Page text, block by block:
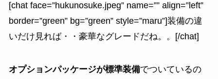
[chat face=”hukunosuke.jpeg” name=”” align=”left”
border=”green” bg=”green” style=”maru”]装備の違
いだけ見れば・・豪華なグレードだね。。[/chat]
オプションパッケージが標準装備でついているの